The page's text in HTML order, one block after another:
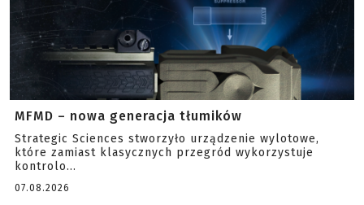
MFMD – nowa generacja tłumików
Strategic Sciences stworzyło urządzenie wylotowe,
które zamiast klasycznych przegród wykorzystuje
kontrolo...
07.08.2026